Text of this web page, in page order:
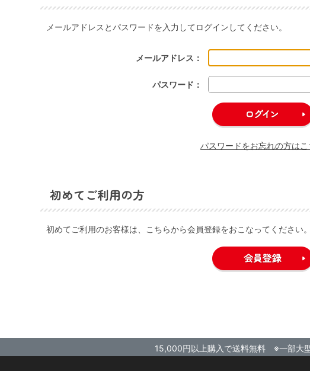
メールアドレスとパスワードを入力してログインしてください。
メールアドレス：
パスワード：
パスワードをお忘れの方はこ
初めてご利用の方
初めてご利用のお客様は、こちらから会員登録をおこなってください。
15,000円以上購入で送料無料 ※一部大